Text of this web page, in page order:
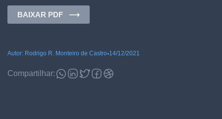
BAIXAR PDF ⟶
Autor: Rodrigo R. Monteiro de Castro.14/12/2021
Compartilhar: